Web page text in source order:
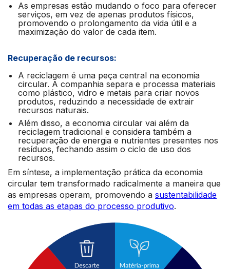
As empresas estão mudando o foco para oferecer
serviços, em vez de apenas produtos físicos,
promovendo o prolongamento da vida útil e a
maximização do valor de cada item.
Recuperação de recursos:
A reciclagem é uma peça central na economia
circular. A companhia separa e processa materiais
como plástico, vidro e metais para criar novos
produtos, reduzindo a necessidade de extrair
recursos naturais.
Além disso, a economia circular vai além da
reciclagem tradicional e considera também a
recuperação de energia e nutrientes presentes nos
resíduos, fechando assim o ciclo de uso dos
recursos.
Em síntese, a implementação prática da economia
circular tem transformado radicalmente a maneira que
as empresas operam, promovendo a sustentabilidade
em todas as etapas do processo produtivo.